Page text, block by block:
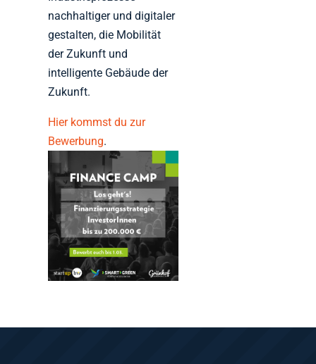
nachhaltiger und digitaler
gestalten, die Mobilität
der Zukunft und
intelligente Gebäude der
Zukunft.
Hier kommst du zur
Bewerbung.